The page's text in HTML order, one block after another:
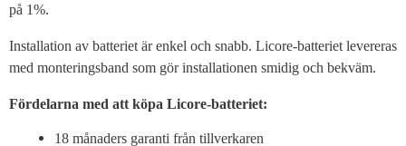
på 1%.
Installation av batteriet är enkel och snabb. Licore-batteriet levereras
med monteringsband som gör installationen smidig och bekväm.
Fördelarna med att köpa Licore-batteriet:
18 månaders garanti från tillverkaren